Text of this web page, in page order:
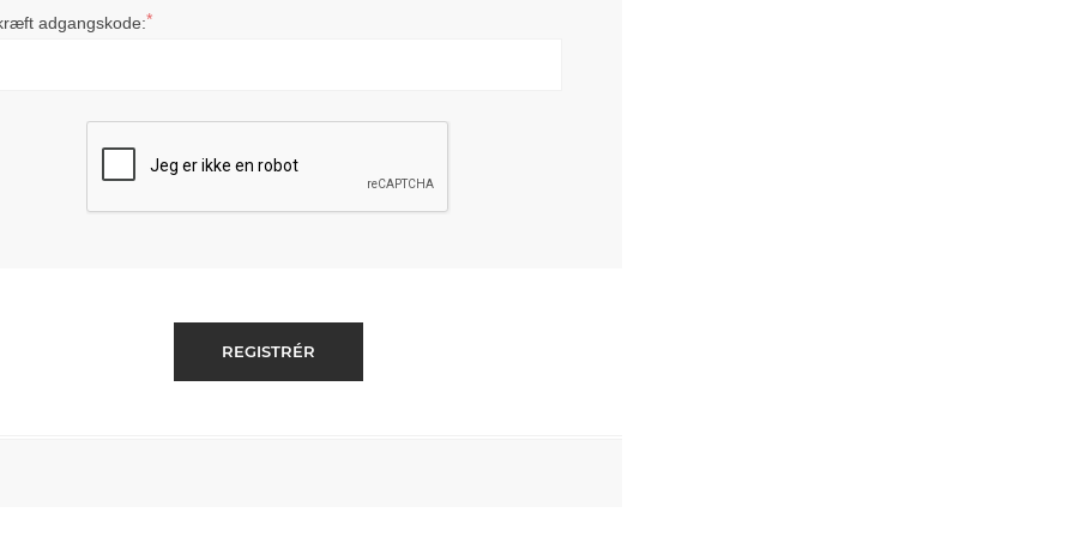
adgangskode:*